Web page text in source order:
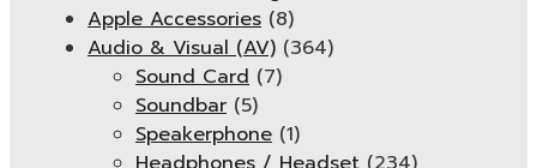
Apple Accessories (8)
Audio & Visual (AV) (364)
Sound Card (7)
Soundbar (5)
Speakerphone (1)